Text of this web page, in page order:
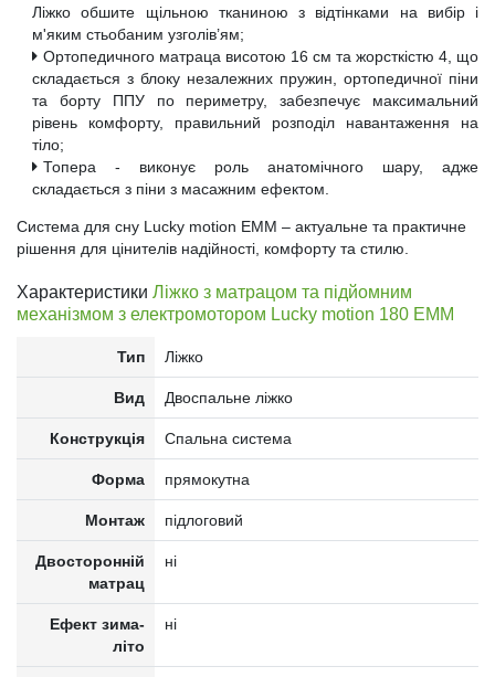
Ліжко обшите щільною тканиною з відтінками на вибір і
м'яким стьобаним узголів’ям;
Ортопедичного матраца висотою 16 см та жорсткістю 4, що
складається з блоку незалежних пружин, ортопедичної піни
та борту ППУ по периметру, забезпечує максимальний
рівень комфорту, правильний розподіл навантаження на
тіло;
Топера - виконує роль анатомічного шару, адже
складається з піни з масажним ефектом.
Система для сну Lucky motion EMM – актуальне та практичне
рішення для цінителів надійності, комфорту та стилю.
Характеристики Ліжко з матрацом та підйомним
механізмом з електромотором Lucky motion 180 EMM
Тип Ліжко
Вид Двоспальне ліжко
Конструкція Спальна система
Форма прямокутна
Монтаж підлоговий
Двосторонній
матрац
ні
Ефект зима-
літо
ні